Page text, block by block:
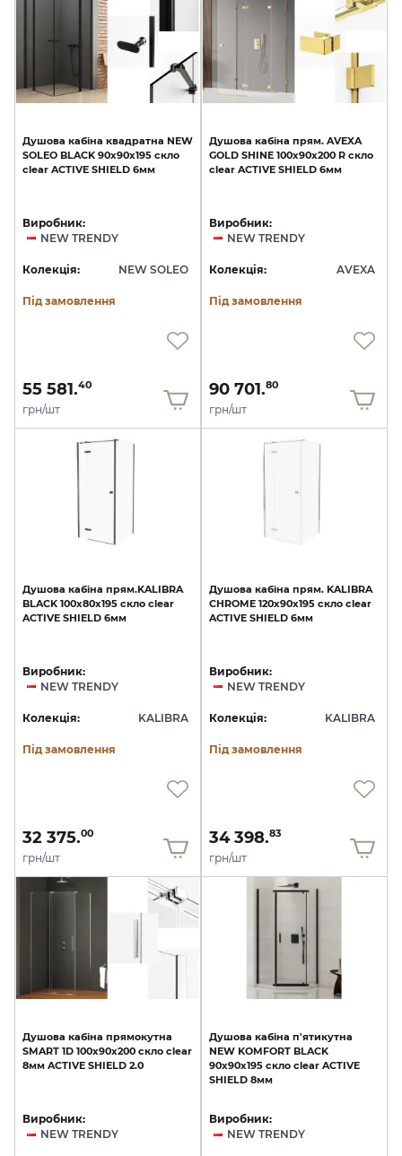
Душова кабіна квадратна NEW
SOLEO BLACK 90x90x195 скло
clear ACTIVE SHIELD 6мм
Виробник:
NEW TRENDY
Колекція: NEW SOLEO
Під замовлення
55 581.40
грн/шт
Душова кабіна прям. AVEXA
GOLD SHINE 100x90x200 R скло
clear ACTIVE SHIELD 6мм
Виробник:
NEW TRENDY
Колекція: AVEXA
Під замовлення
90 701.80
грн/шт
Душова кабіна прям.KALIBRA
BLACK 100x80x195 скло clear
ACTIVE SHIELD 6мм
Виробник:
NEW TRENDY
Колекція: KALIBRA
Під замовлення
32 375.00
грн/шт
Душова кабіна прям. KALIBRA
CHROME 120x90x195 скло clear
ACTIVE SHIELD 6мм
Виробник:
NEW TRENDY
Колекція: KALIBRA
Під замовлення
34 398.83
грн/шт
Душова кабіна прямокутна
SMART 1D 100x90x200 скло clear
8мм ACTIVE SHIELD 2.0
Виробник:
NEW TRENDY
Душова кабіна п'ятикутна
NEW KOMFORT BLACK
90x90x195 скло clear ACTIVE
SHIELD 8мм
Виробник:
NEW TRENDY